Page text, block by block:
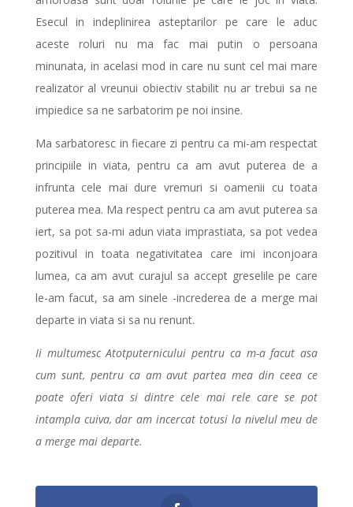
Esecul in indeplinirea asteptarilor pe care le aduc
aceste roluri nu ma fac mai putin o persoana
minunata, in acelasi mod in care nu sunt cel mai mare
realizator al vreunui obiectiv stabilit nu ar trebui sa ne
impiedice sa ne sarbatorim pe noi insine.
Ma sarbatoresc in fiecare zi pentru ca mi-am respectat
principiile in viata, pentru ca am avut puterea de a
infrunta cele mai dure vremuri si oamenii cu toata
puterea mea. Ma respect pentru ca am avut puterea sa
iert, sa pot sa-mi adun viata imprastiata, sa pot vedea
pozitivul in toata negativitatea care imi inconjoara
lumea, ca am avut curajul sa accept greselile pe care
le-am facut, sa am sinele -increderea de a merge mai
departe in viata si sa nu renunt.
Ii multumesc Atotputernicului pentru ca m-a facut asa
cum sunt, pentru ca am avut partea mea din ceea ce
poate oferi viata si dintre cele mai rele care se pot
intampla cuiva, dar am incercat totusi la nivelul meu de
a merge mai departe.